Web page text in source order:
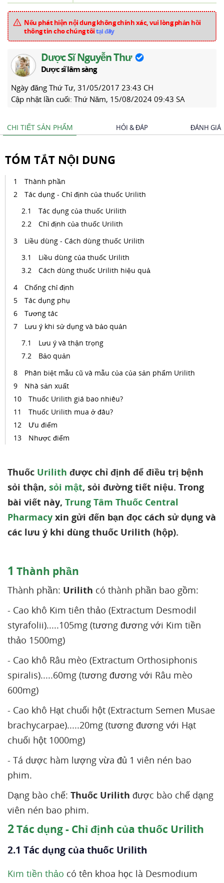
Nếu phát hiện nội dung không chính xác, vui lòng phản hồi
thông tin cho chúng tôitại đây
Dược Sĩ Nguyễn Thư
Dược sĩ lâm sàng
Ngày đăng Thứ Tư, 31/05/2017 23:43 CH
Cập nhật lần cuối: Thứ Năm, 15/08/2024 09:43 SA
CHI TIẾT SẢN PHẨM HỎI & ĐÁP ĐÁNH GIÁ
TÓM TẮT NỘI DUNG
Thành phần
Tác dụng - Chỉ định của thuốc Urilith
Tác dụng của thuốc Urilith
Chỉ định của thuốc Urilith
Liều dùng - Cách dùng thuốc Urilith
Liều dùng của thuốc Urilith
Cách dùng thuốc Urilith hiệu quả
Chống chỉ định
Tác dụng phụ
Tương tác
Lưu ý khi sử dụng và bảo quản
Lưu ý và thận trọng
Bảo quản
Phân biệt mẫu cũ và mẫu của của sản phẩm Urilith
Nhà sản xuất
Thuốc Urilith giá bao nhiêu?
Thuốc Urilith mua ở đâu?
Ưu điểm
Nhược điểm
Thuốc Urilith được chỉ định để điều trị bệnh
sỏi thận, sỏi mật, sỏi đường tiết niệu. Trong
bài viết này, Trung Tâm Thuốc Central
Pharmacy xin gửi đến bạn đọc cách sử dụng và
các lưu ý khi dùng thuốc Urilith (hộp).
1 Thành phần
Thành phần: Urilith có thành phần bao gồm:
- Cao khô Kim tiên thảo (Extractum Desmodil
styrafolii).....105mg (tương đương với Kim tiền
thảo 1500mg)
- Cao khô Râu mèo (Extractum Orthosiphonis
spiralis).....60mg (tương đương với Râu mèo
600mg)
- Cao khô Hạt chuối hột (Extractum Semen Musae
brachycarpae).....20mg (tương đương với Hạt
chuối hột 1000mg)
- Tá dược hàm lượng vừa đủ 1 viên nén bao
phim.
Dạng bào chế: Thuốc Urilith được bào chế dạng
viên nén bao phim.
2Tác dụng - Chỉ định của thuốc Urilith
2.1 Tác dụng của thuốc Urilith
Kim tiền thảo có tên khoa học là Desmodium